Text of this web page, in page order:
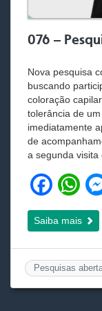
076 –
Nova pesquisa
buscando
coloração
tolerância de
imediatamente
de
a segunda
F
a
c
e
b
o
W
h
at
s
A
p
Saiba mais
Pesquisas